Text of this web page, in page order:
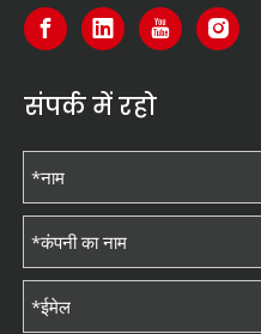
संपर्क में रहो